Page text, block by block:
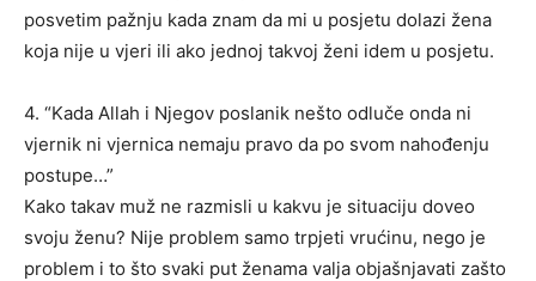
posvetim pažnju kada znam da mi u posjetu dolazi žena
koja nije u vjeri ili ako jednoj takvoj ženi idem u posjetu.
4. “Kada Allah i Njegov poslanik nešto odluče onda ni
vjernik ni vjernica nemaju pravo da po svom nahođenju
postupe…”
Kako takav muž ne razmisli u kakvu je situaciju doveo
svoju ženu? Nije problem samo trpjeti vrućinu, nego je
problem i to što svaki put ženama valja objašnjavati zašto